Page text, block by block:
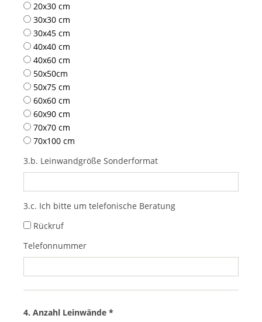
20x30 cm
30x30 cm
30x45 cm
40x40 cm
40x60 cm
50x50cm
50x75 cm
60x60 cm
60x90 cm
70x70 cm
70x100 cm
3.b. Leinwandgröße Sonderformat
3.c. Ich bitte um telefonische Beratung
Rückruf
Telefonnummer
4. Anzahl Leinwände *